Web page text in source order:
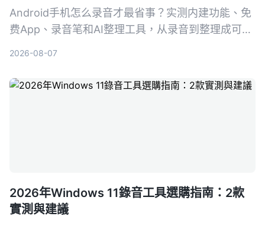
Android手机怎么录音才最省事？实测内建功能、免
费App、录音笔和AI整理工具，从录音到整理成可行
2026-08-07
2026年Windows 11錄音工具選購指南：2款
實測與建議